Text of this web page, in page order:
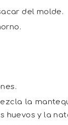
del molde.
la
huevos y la